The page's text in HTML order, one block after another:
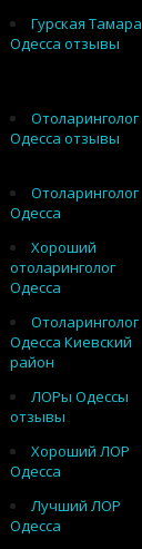
Гурская Тамара
Одесса отзывы
Отоларинголог
Одесса отзывы
Отоларинголог
Одесса
Хороший
отоларинголог
Одесса
Отоларинголог
Одесса Киевский
район
ЛОРы Одессы
отзывы
Хороший ЛОР
Одесса
Лучший ЛОР
Одесса